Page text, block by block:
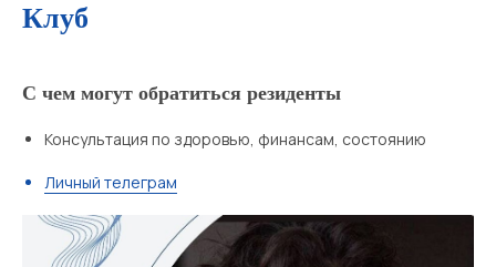
Клуб
С чем могут обратиться резиденты
Консультация по здоровью, финансам, состоянию
Личный телеграм